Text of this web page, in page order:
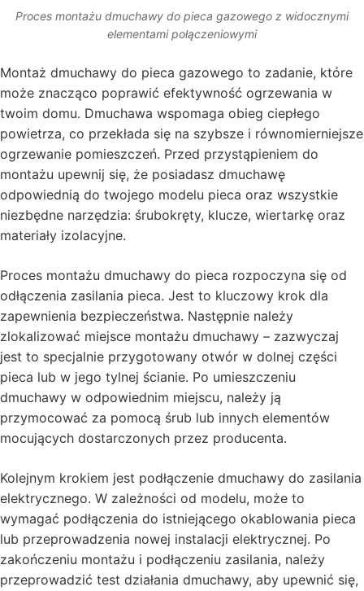
Proces montażu dmuchawy do pieca gazowego z widocznymi
elementami połączeniowymi
Montaż dmuchawy do pieca gazowego to zadanie, które
może znacząco poprawić efektywność ogrzewania w
twoim domu. Dmuchawa wspomaga obieg ciepłego
powietrza, co przekłada się na szybsze i równomierniejsze
ogrzewanie pomieszczeń. Przed przystąpieniem do
montażu upewnij się, że posiadasz dmuchawę
odpowiednią do twojego modelu pieca oraz wszystkie
niezbędne narzędzia: śrubokręty, klucze, wiertarkę oraz
materiały izolacyjne.
Proces montażu dmuchawy do pieca rozpoczyna się od
odłączenia zasilania pieca. Jest to kluczowy krok dla
zapewnienia bezpieczeństwa. Następnie należy
zlokalizować miejsce montażu dmuchawy – zazwyczaj
jest to specjalnie przygotowany otwór w dolnej części
pieca lub w jego tylnej ścianie. Po umieszczeniu
dmuchawy w odpowiednim miejscu, należy ją
przymocować za pomocą śrub lub innych elementów
mocujących dostarczonych przez producenta.
Kolejnym krokiem jest podłączenie dmuchawy do zasilania
elektrycznego. W zależności od modelu, może to
wymagać podłączenia do istniejącego okablowania pieca
lub przeprowadzenia nowej instalacji elektrycznej. Po
zakończeniu montażu i podłączeniu zasilania, należy
przeprowadzić test działania dmuchawy, aby upewnić się,